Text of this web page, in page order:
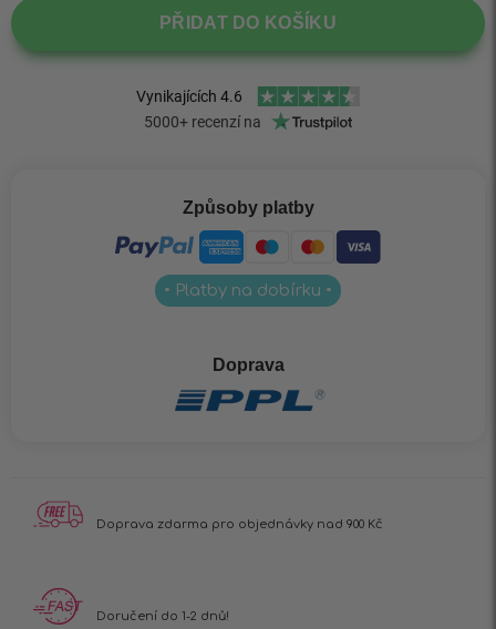
PŘIDAT DO KOŠÍKU
Způsoby platby
• Platby na dobírku •
Doprava
Doprava zdarma pro objednávky nad 900 Kč
Doručení do 1-2 dnů!